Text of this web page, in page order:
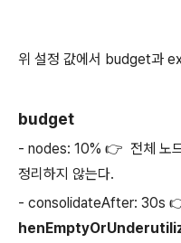
위 설정 값에서 budget과
budget
- nodes: 10% 👉 전체 노
정리하지 않는다.
- consolidateAfter: 30s